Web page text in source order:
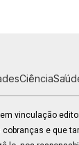
Ciência
vinculação
e que